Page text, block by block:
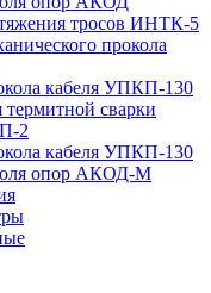
тросов ИНТК-5
прокола
кабеля УПКП-130
термитной сварки
2
кабеля УПКП-130
опор АКОД-М